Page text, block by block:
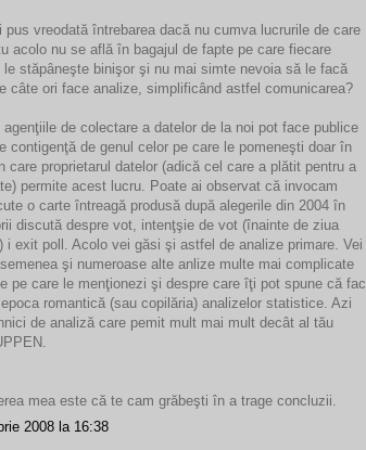
pus vreodată întrebarea dacă nu cumva lucrurile de care
acolo nu se află în bagajul de fapte pe care fiecare
le stăpâneşte binişor şi nu mai simte nevoia să le facă
câte ori face analize, simplificând astfel comunicarea?
agenţiile de colectare a datelor de la noi pot face publice
contigenţă de genul celor pe care le pomeneşti doar în
care proprietarul datelor (adică cel care a plătit pentru a
permite acest lucru. Poate ai observat că invocam
o carte întreagă produsă după alegerile din 2004 în
discută despre vot, intenţşie de vot (înainte de ziua
i exit poll. Acolo vei găsi şi astfel de analize primare. Vei
şi numeroase alte anlize multe mai complicate
pe care le menţionezi şi despre care îţi pot spune că fac
romantică (sau copilăria) analizelor statistice. Azi
de analiză care pemit mult mai mult decât al tău
mea este că te cam grăbeşti în a trage concluzii.
2008 la 16:38